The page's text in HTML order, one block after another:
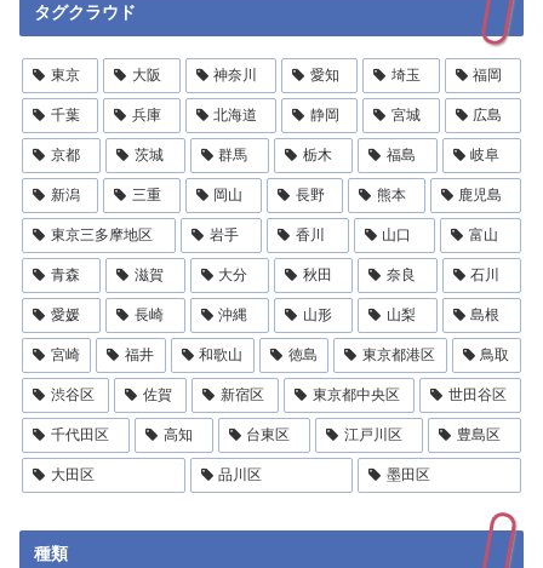
タグクラウド
東京 大阪 神奈川 愛知 埼玉 福岡
千葉 兵庫 北海道 静岡 宮城 広島
京都 茨城 群馬 栃木 福島 岐阜
新潟 三重 岡山 長野 熊本 鹿児島
東京三多摩地区 岩手 香川 山口 富山
青森 滋賀 大分 秋田 奈良 石川
愛媛 長崎 沖縄 山形 山梨 島根
宮崎 福井 和歌山 徳島 東京都港区 鳥取
渋谷区 佐賀 新宿区 東京都中央区 世田谷区
千代田区 高知 台東区 江戸川区 豊島区
大田区 品川区 墨田区
種類